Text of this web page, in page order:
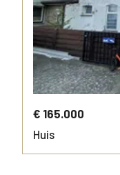
€ 165.000
Huis